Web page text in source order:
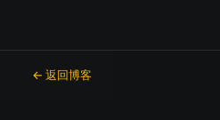
← 返回博客